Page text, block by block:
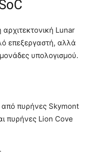
Lunar
επεξεργαστή, αλλά
υπολογισμού.
από πυρήνες Skymont
πυρήνες Lion Cove